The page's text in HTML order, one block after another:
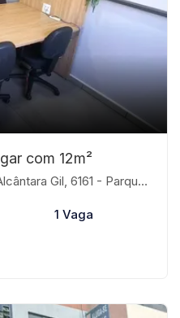
com 12m²
Campo Verde, São José do Rio Preto-SP
1 Vaga